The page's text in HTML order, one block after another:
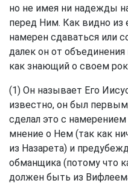
но не имея ни надежды
перед Ним. Как видно из
намерен сдаваться или
далек он от
как знающий о своем
(1) Он называет Его
известно, он был
сделал это с
мнение о Нем (так как
из Назарета) и
обманщика (потому что
должен быть из